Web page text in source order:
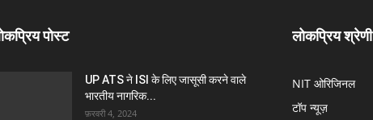
पोस्ट
UP ATS ने ISI के लिए जासूसी करने वाले
भारतीय नागरिक...
फ़रवरी 4, 2024
लोकप्रिय श्रेणी
NIT ओरिजिनल
टॉप न्यूज़